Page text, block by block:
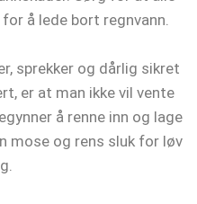
å lede bort regnvann.
sprekker og dårlig sikret
er at man ikke vil vente
å renne inn og lage
mose og rens sluk for løv